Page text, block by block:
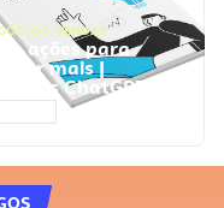
, VENDAS
ações para
mais |
ChatGPT